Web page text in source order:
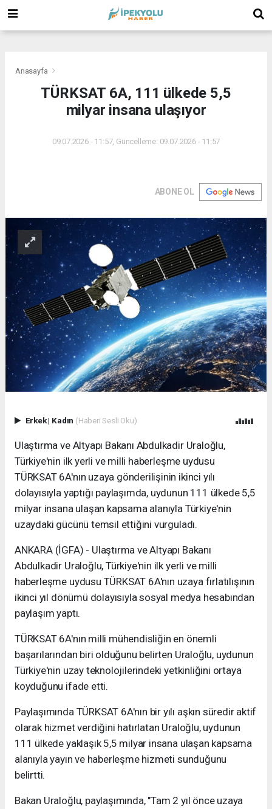
Anasayfa
TÜRKSAT 6A, 111 ülkede 5,5
milyar insana ulaşıyor
09.07.2026 - 11:57, Güncelleme: 09.07.2026 - 11:57
ABONE OL
Erkek| Kadın (Haberi Sesli Oku)
Ulaştırma ve Altyapı Bakanı Abdulkadir Uraloğlu,
Türkiye'nin ilk yerli ve milli haberleşme uydusu
TÜRKSAT 6A'nın uzaya gönderilişinin ikinci yılı
dolayısıyla yaptığı paylaşımda, uydunun 111 ülkede 5,5
milyar insana ulaşan kapsama alanıyla Türkiye'nin
uzaydaki gücünü temsil ettiğini vurguladı.
ANKARA (İGFA) - Ulaştırma ve Altyapı Bakanı
Abdulkadir Uraloğlu, Türkiye'nin ilk yerli ve milli
haberleşme uydusu TÜRKSAT 6A'nın uzaya fırlatılışının
ikinci yıl dönümü dolayısıyla sosyal medya hesabından
paylaşım yaptı.
TÜRKSAT 6A'nın milli mühendisliğin en önemli
başarılarından biri olduğunu belirten Uraloğlu, uydunun
Türkiye'nin uzay teknolojilerindeki yetkinliğini ortaya
koyduğunu ifade etti.
Paylaşımında TÜRKSAT 6A'nın bir yılı aşkın süredir aktif
olarak hizmet verdiğini hatırlatan Uraloğlu, uydunun
111 ülkede yaklaşık 5,5 milyar insana ulaşan kapsama
alanıyla yayın ve haberleşme hizmeti sunduğunu
belirtti.
Bakan Uraloğlu, paylaşımında, "Tam 2 yıl önce uzaya